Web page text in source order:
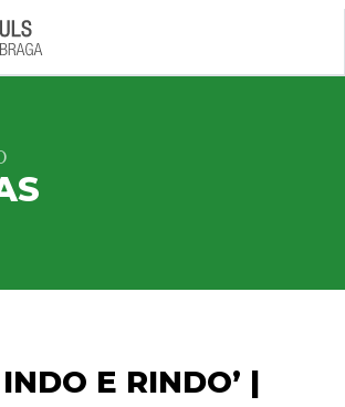
principal
E RINDO’ |